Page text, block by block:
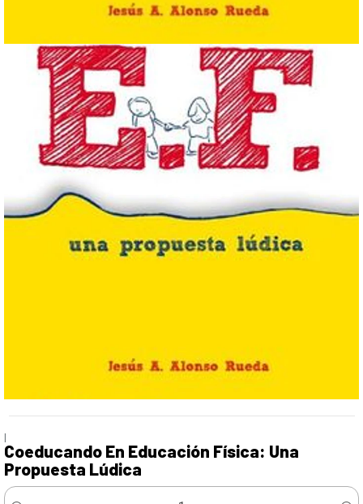
|
Coeducando En Educación Física: Una
Propuesta Lúdica